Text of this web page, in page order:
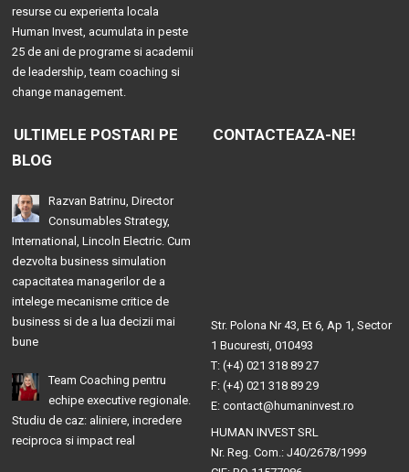
resurse cu experienta locala
Human Invest, acumulata in peste
25 de ani de programe si academii
de leadership, team coaching si
change management.
ULTIMELE POSTARI PE
BLOG
Razvan Batrinu, Director
Consumables Strategy,
International, Lincoln Electric. Cum
dezvolta business simulation
capacitatea managerilor de a
intelege mecanisme critice de
business si de a lua decizii mai
bune
Team Coaching pentru
echipe executive regionale.
Studiu de caz: aliniere, incredere
reciproca si impact real
CONTACTEAZA-NE!
Str. Polona Nr 43, Et 6, Ap 1, Sector
1 Bucuresti, 010493
T: (+4) 021 318 89 27
F: (+4) 021 318 89 29
E: contact@humaninvest.ro
HUMAN INVEST SRL
Nr. Reg. Com.: J40/2678/1999